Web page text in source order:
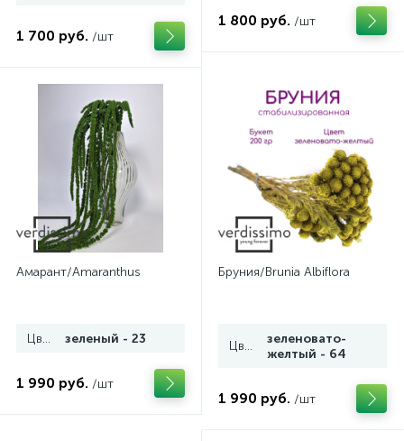
1 700 руб. /шт
1 800 руб. /шт
Амарант/Amaranthus
Цвет зеленый - 23
1 990 руб. /шт
Бруния/Brunia Albiflora
Цвет
зеленовато-
желтый - 64
1 990 руб. /шт